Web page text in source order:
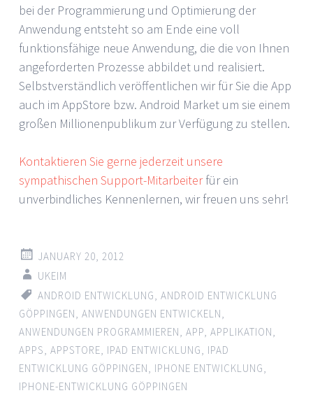
bei der Programmierung und Optimierung der
Anwendung entsteht so am Ende eine voll
funktionsfähige neue Anwendung, die die von Ihnen
angeforderten Prozesse abbildet und realisiert.
Selbstverständlich veröffentlichen wir für Sie die App
auch im AppStore bzw. Android Market um sie einem
großen Millionenpublikum zur Verfügung zu stellen.
Kontaktieren Sie gerne jederzeit unsere
sympathischen Support-Mitarbeiterfür ein
unverbindliches Kennenlernen, wir freuen uns sehr!
JANUARY 20, 2012
UKEIM
ANDROID ENTWICKLUNG ANDROID ENTWICKLUNG
GÖPPINGEN ANWENDUNGEN ENTWICKELN
ANWENDUNGEN PROGRAMMIEREN APP APPLIKATION
APPS APPSTORE IPAD ENTWICKLUNG
IPAD
ENTWICKLUNG GÖPPINGEN
IPHONE ENTWICKLUNG
IPHONE-ENTWICKLUNG GÖPPINGEN